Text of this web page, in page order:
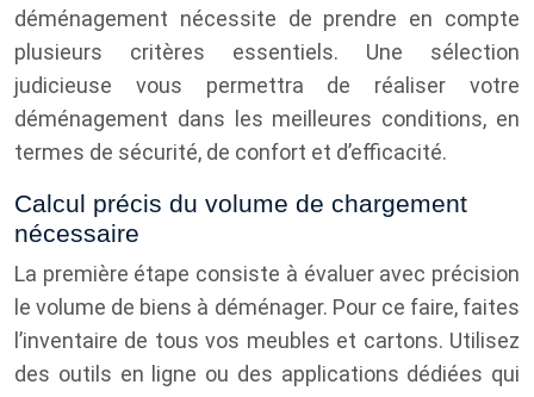
déménagement nécessite de prendre en compte
plusieurs critères essentiels. Une sélection
judicieuse vous permettra de réaliser votre
déménagement dans les meilleures conditions, en
termes de sécurité, de confort et d’efficacité.
Calcul précis du volume de chargement
nécessaire
La première étape consiste à évaluer avec précision
le volume de biens à déménager. Pour ce faire, faites
l’inventaire de tous vos meubles et cartons. Utilisez
des outils en ligne ou des applications dédiées qui